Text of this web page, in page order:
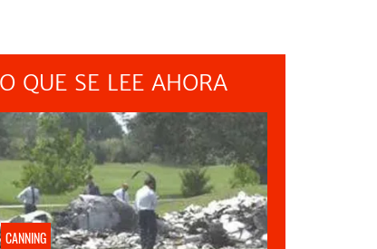
QUE SE LEE AHORA
CANNING